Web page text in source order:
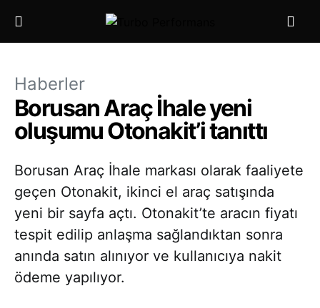
Haberler
Borusan Araç İhale yeni
oluşumu Otonakit’i tanıttı
Borusan Araç İhale markası olarak faaliyete
geçen Otonakit, ikinci el araç satışında
yeni bir sayfa açtı. Otonakit’te aracın fiyatı
tespit edilip anlaşma sağlandıktan sonra
anında satın alınıyor ve kullanıcıya nakit
ödeme yapılıyor.